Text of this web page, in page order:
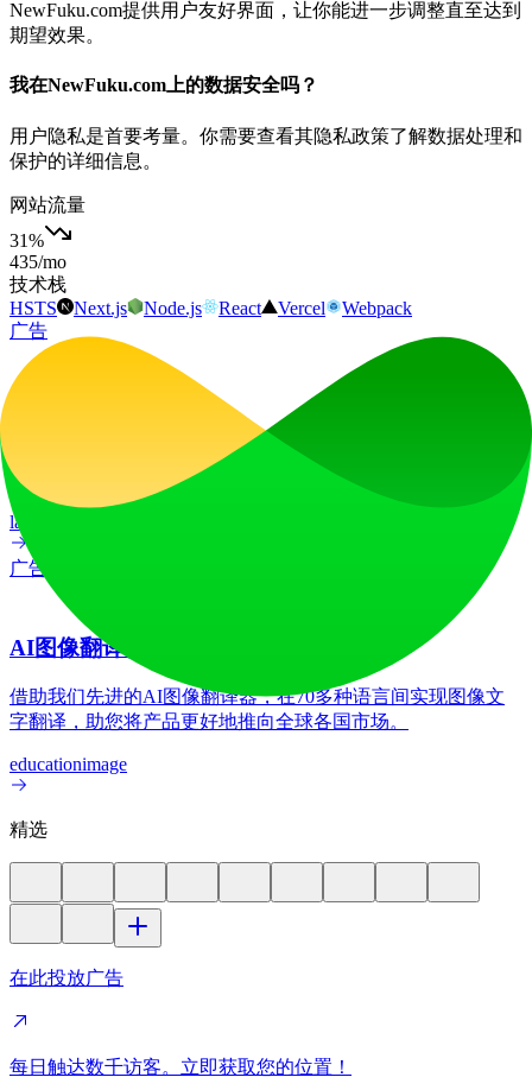
NewFuku.com提供用户友好界面，让你能进一步调整直至达到
期望效果。
我在NewFuku.com上的数据安全吗？
用户隐私是首要考量。你需要查看其隐私政策了解数据处理和
保护的详细信息。
网站流量
31%
435/mo
技术栈
HSTS
Next.js Node.js React Vercel
Webpack
广告
LiftOff 是一个面向创客的产品发布平台，用于发布产品、收
获点赞、获得关注，并与热爱未来的社区共同构建发展势头。
launch-platform
广告
AI图像翻译器
借助我们先进的AI图像翻译器，在70多种语言间实现图像文
字翻译，助您将产品更好地推向全球各国市场。
educationimage
精选
在此投放广告
每日触达数千访客。立即获取您的位置！